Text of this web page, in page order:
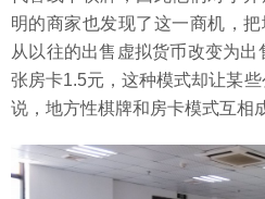
明的商家也发现了这一商机，
从以往的出售虚拟货币改变为出
张房卡1.5元，这种模式却让某
说，地方性棋牌和房卡模式互相